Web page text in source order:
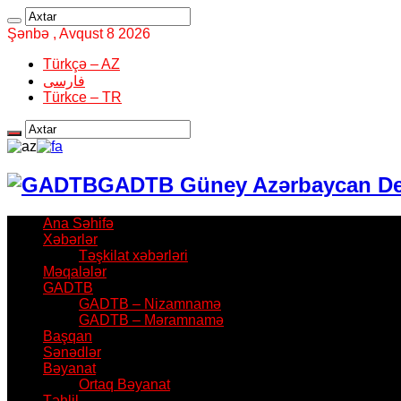
Şənbə , Avqust 8 2026
Türkçə – AZ
فارسی
Türkce – TR
GADTB Güney Azərbaycan
Ana Səhifə
Xəbərlər
Təşkilat xəbərləri
Məqalələr
GADTB
GADTB – Nizamnamə
GADTB – Məramnamə
Başqan
Sənədlər
Bəyanat
Ortaq Bəyanat